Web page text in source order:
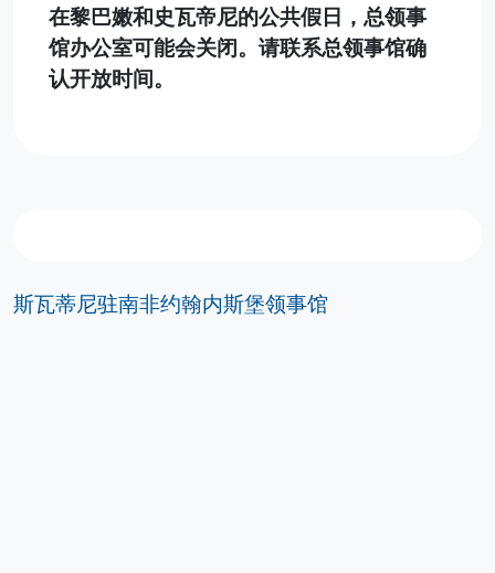
在黎巴嫩和史瓦帝尼的公共假日，总领事
馆办公室可能会关闭。请联系总领事馆确
认开放时间。
斯瓦蒂尼驻南非约翰内斯堡领事馆